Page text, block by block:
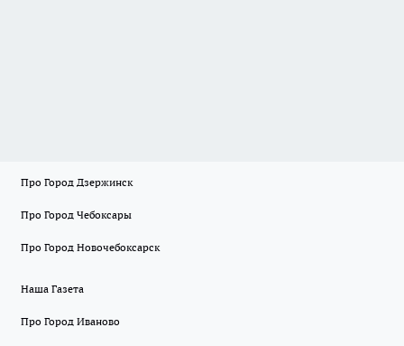
Про Город Дзержинск
Про Город Чебоксары
Про Город Новочебоксарск
Наша Газета
Про Город Иваново